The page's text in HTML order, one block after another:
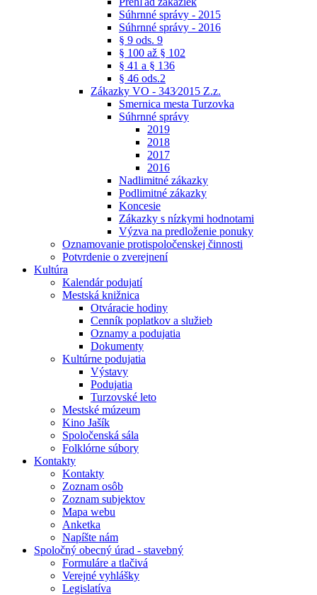
Súhrnné správy - 2015
Súhrnné správy - 2016
§ 9 ods. 9
§ 100 až § 102
§ 41 a § 136
§ 46 ods.2
Zákazky VO - 343⁄2015 Z.z.
Smernica mesta Turzovka
Súhrnné správy
2019
2018
2017
2016
Nadlimitné zákazky
Podlimitné zákazky
Koncesie
Zákazky s nízkymi hodnotami
Výzva na predloženie ponuky
Oznamovanie protispoločenskej činnosti
Potvrdenie o zverejnení
Kultúra
Kalendár podujatí
Mestská knižnica
Otváracie hodiny
Cenník poplatkov a služieb
Oznamy a podujatia
Dokumenty
Kultúrne podujatia
Výstavy
Podujatia
Turzovské leto
Mestské múzeum
Kino Jašík
Spoločenská sála
Folklórne súbory
Kontakty
Kontakty
Zoznam osôb
Zoznam subjektov
Mapa webu
Anketka
Napíšte nám
Spoločný obecný úrad - stavebný
Formuláre a tlačivá
Verejné vyhlášky
Legislatíva